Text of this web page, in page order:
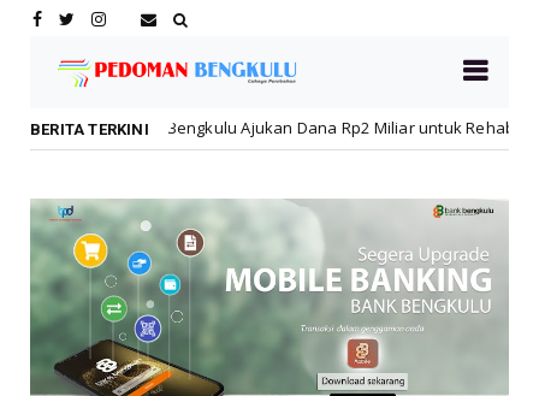
BERITA TERKINI
Ajukan Dana Rp2 Miliar untuk Rehabilitasi SMPN 19